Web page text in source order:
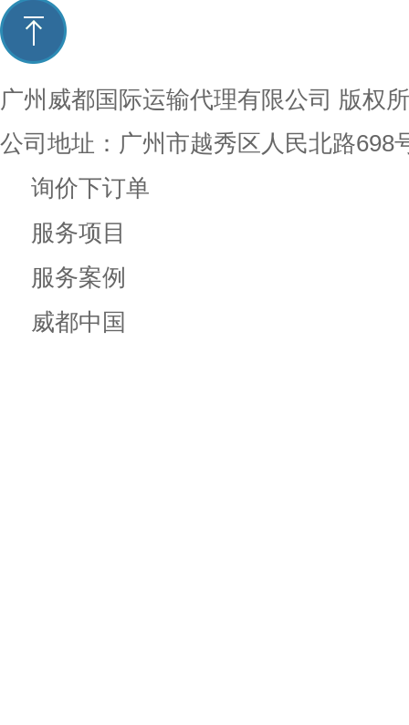
广州威都国际运输代理有限公司 版权
公司地址：广州市越秀区人民北路698
询价下订单
服务项目
服务案例
威都中国